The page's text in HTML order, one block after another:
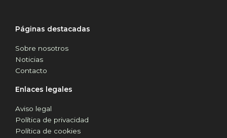
Páginas destacadas
Sobre nosotros
Noticias
Contacto
Enlaces legales
Aviso legal
Política de privacidad
Política de cookies